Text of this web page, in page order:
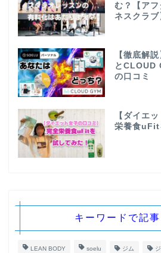
む？【アフ
ネスクラブ
【徹底解
とCLOUD
の口コミ
【ダイエ
栄養食uFit
キーワードで記
LEAN BODY soelu ジム